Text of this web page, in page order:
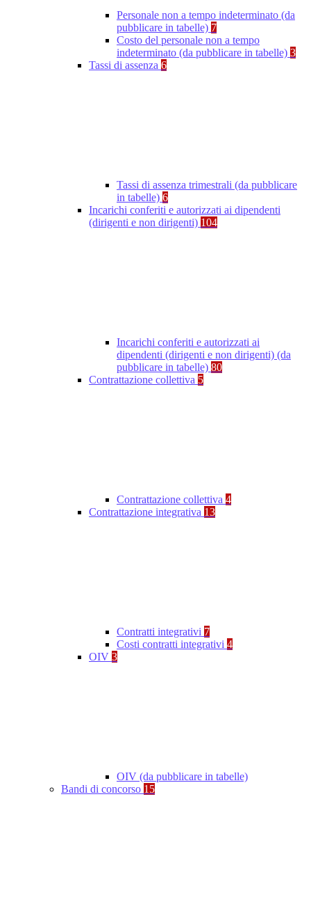
Personale non a tempo indeterminato (da
pubblicare in tabelle) 7
Costo del personale non a tempo
indeterminato (da pubblicare in tabelle) 3
Tassi di assenza 6
Tassi di assenza trimestrali (da pubblicare
in tabelle) 6
Incarichi conferiti e autorizzati ai dipendenti
(dirigenti e non dirigenti) 104
Incarichi conferiti e autorizzati ai
dipendenti (dirigenti e non dirigenti) (da
pubblicare in tabelle) 80
Contrattazione collettiva 5
Contrattazione collettiva 4
Contrattazione integrativa 13
Contratti integrativi 7
Costi contratti integrativi 4
OIV 3
OIV (da pubblicare in tabelle)
Bandi di concorso 15